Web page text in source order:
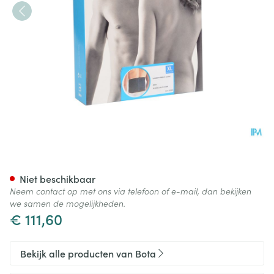
€ 111,60
Niet beschikbaar
Neem contact op met ons via telefoon of e-mail, dan bekijken
we samen de mogelijkheden.
Bekijk alle producten van Bota